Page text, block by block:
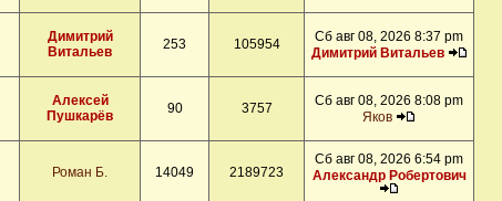
Димитрий
Витальев
253 105954
Сб авг 08, 2026 8:37 pm
Димитрий Витальев
Алексей
Пушкарёв
90 3757
Сб авг 08, 2026 8:08 pm
Яков
Роман Б. 14049 2189723
Сб авг 08, 2026 6:54 pm
Александр Робертович